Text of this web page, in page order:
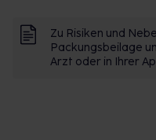
Zu Risiken und
Packungsbeilage
Arzt oder in Ihrer